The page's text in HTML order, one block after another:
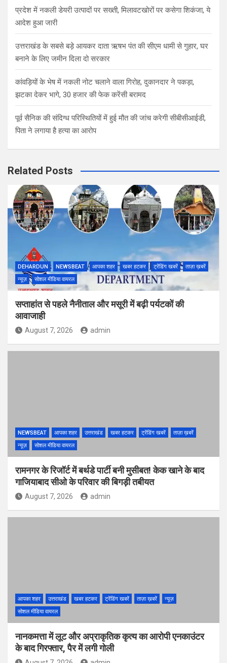
प्रदेश में नकली डेयरी उत्पादों पर सख्ती, मिलावटखोरों पर कसेगा शिकंजा, ये
आदेश हुआ जारी
उत्तराखंड के सबसे बड़े आयकर दाता ऋषभ पंत की सीएम धामी से गुहार, घर
बनाने के लिए जमीन दिला दो सरकार
कांवड़ियों के भेष में नकली नोट चलाने वाला गिरोह, दुकानदार ने पकड़ा,
झटका देकर भागे, 30 हजार की फेक करेंसी बरामद
पूर्व सैनिक की संदिग्ध परिस्थितियों में हुई मौत की जांच करेगी सीबीसीआईडी,
पिता ने लगाया है हत्या का आरोप
Related Posts
DEHARDUN NEWSBEAT आपका शहर खबर हटकर ट्रेंडिंग खबरें
ताज़ा ख़बरें
न्यूज़
सोशल मीडिया वायरल
सप्ताहांत से पहले नैनीताल और मसूरी में बढ़ी पर्यटकों की
आवाजाही
August 7, 2026 admin
NEWSBEAT आपका शहर उत्तराखंड खबर हटकर ट्रेंडिंग खबरें
ताज़ा ख़बरें
न्यूज़
सोशल मीडिया वायरल
रामनगर के रिजॉर्ट में बर्थडे पार्टी बनी मुसीबत! केक खाने के बाद
गाजियाबाद सीओ के परिवार की बिगड़ी तबीयत
August 7, 2026 admin
आपका शहर उत्तराखंड खबर हटकर ट्रेंडिंग खबरें ताज़ा ख़बरें
न्यूज़
सोशल मीडिया वायरल
नानकमत्ता में लूट और अप्राकृतिक कृत्य का आरोपी एनकाउंटर
के बाद गिरफ्तार, पैर में लगी गोली